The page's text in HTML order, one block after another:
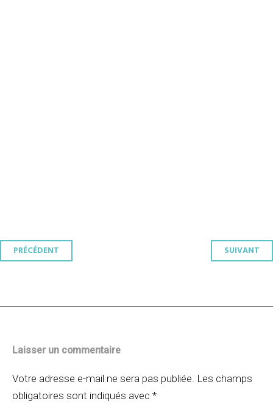
Navigation
PRÉCÉDENT SUIVANT
Laisser un commentaire
Votre adresse e-mail ne sera pas publiée. Les champs
obligatoires sont indiqués avec *